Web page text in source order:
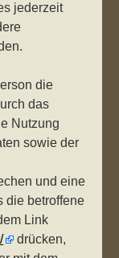
jederzeit
die
das
Nutzung
sowie der
und eine
die betroffene
Link
drücken,